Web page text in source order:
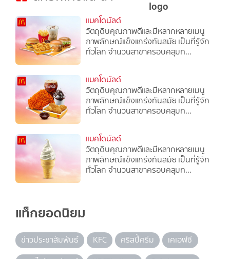
แมคโดนัลด์
วัตถุดิบคุณภาพดีและมีหลากหลายเมนู
ภาพลักษณ์แข็งแกร่งทันสมัย เป็นที่รู้จัก
ทั่วโลก จำนวนสาขาครอบคลุมท...
แมคโดนัลด์
วัตถุดิบคุณภาพดีและมีหลากหลายเมนู
ภาพลักษณ์แข็งแกร่งทันสมัย เป็นที่รู้จัก
ทั่วโลก จำนวนสาขาครอบคลุมท...
แมคโดนัลด์
วัตถุดิบคุณภาพดีและมีหลากหลายเมนู
ภาพลักษณ์แข็งแกร่งทันสมัย เป็นที่รู้จัก
ทั่วโลก จำนวนสาขาครอบคลุมท...
แท็กยอดนิยม
ข่าวประชาสัมพันธ์ KFC คริสปี้ครีม
เคเอฟซี